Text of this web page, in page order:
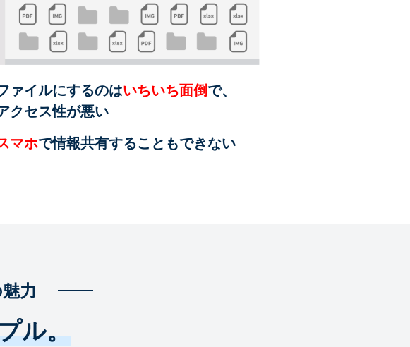
ァイルにするのはいちいち面倒で、
クセス性が悪い
マホで情報共有することもできない
力
ル。